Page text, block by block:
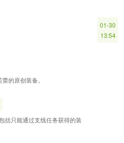
01-30
13:54
的原创装备。
括只能通过支线任务获得的装